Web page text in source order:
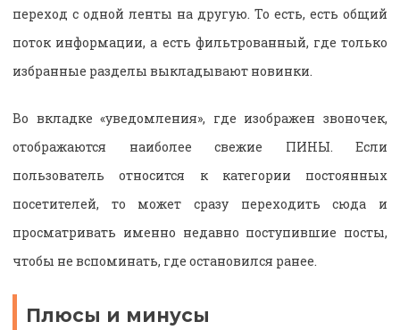
переход с одной ленты на другую. То есть, есть общий
поток информации, а есть фильтрованный, где только
избранные разделы выкладывают новинки.
Во вкладке «уведомления», где изображен звоночек,
отображаются наиболее свежие ПИНЫ. Если
пользователь относится к категории постоянных
посетителей, то может сразу переходить сюда и
просматривать именно недавно поступившие посты,
чтобы не вспоминать, где остановился ранее.
Плюсы и минусы